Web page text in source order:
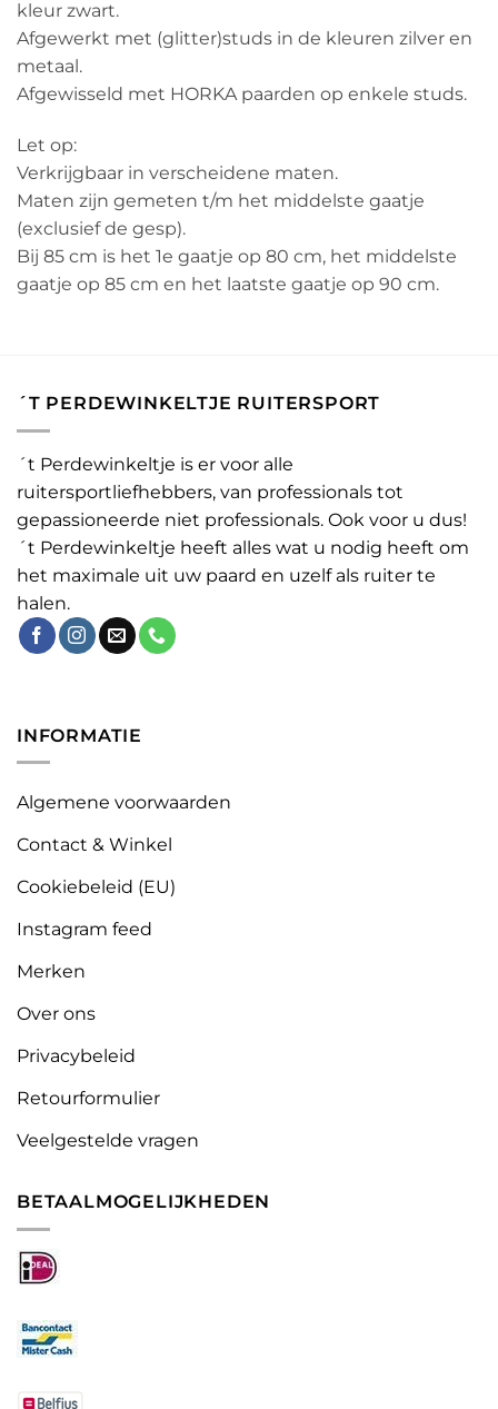
kleur zwart.
Afgewerkt met (glitter)studs in de kleuren zilver en
metaal.
Afgewisseld met HORKA paarden op enkele studs.
Let op:
Verkrijgbaar in verscheidene maten.
Maten zijn gemeten t/m het middelste gaatje
(exclusief de gesp).
Bij 85 cm is het 1e gaatje op 80 cm, het middelste
gaatje op 85 cm en het laatste gaatje op 90 cm.
´T PERDEWINKELTJE RUITERSPORT
´t Perdewinkeltje is er voor alle
ruitersportliefhebbers, van professionals tot
gepassioneerde niet professionals. Ook voor u dus!
´t Perdewinkeltje heeft alles wat u nodig heeft om
het maximale uit uw paard en uzelf als ruiter te
halen.
INFORMATIE
Algemene voorwaarden
Contact & Winkel
Cookiebeleid (EU)
Instagram feed
Merken
Over ons
Privacybeleid
Retourformulier
Veelgestelde vragen
BETAALMOGELIJKHEDEN